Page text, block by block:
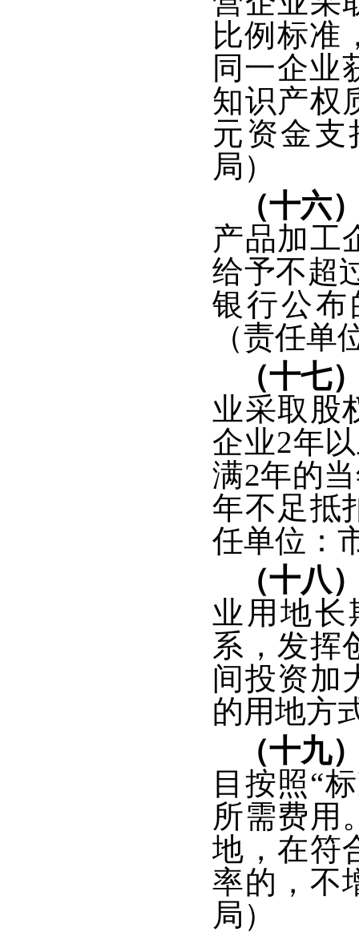
比例标准
同一企业
知识产权
元资金支
局）
（十六
产品加工
给予不超
银行公布
（责任
（十七
业采取股
企业2年
满2年的
年不足抵
任单位：
（十八
业用地长
系，发挥
间投资加
的用地方
（十九
目按照“
所需费用
地，在符
率的，不
局）